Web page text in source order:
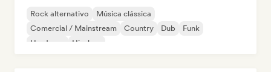
Rock alternativo
Música clássica
Comercial / Mainstream
Country Dub
Funk
Hardcore
Hip-hop